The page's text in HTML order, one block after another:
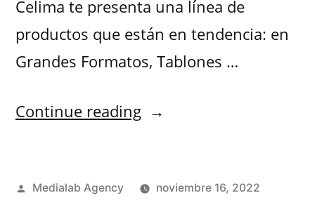
Celima te presenta una línea de
productos que están en tendencia: en
Grandes Formatos, Tablones …
Continue reading
Medialab Agency
noviembre 16, 2022